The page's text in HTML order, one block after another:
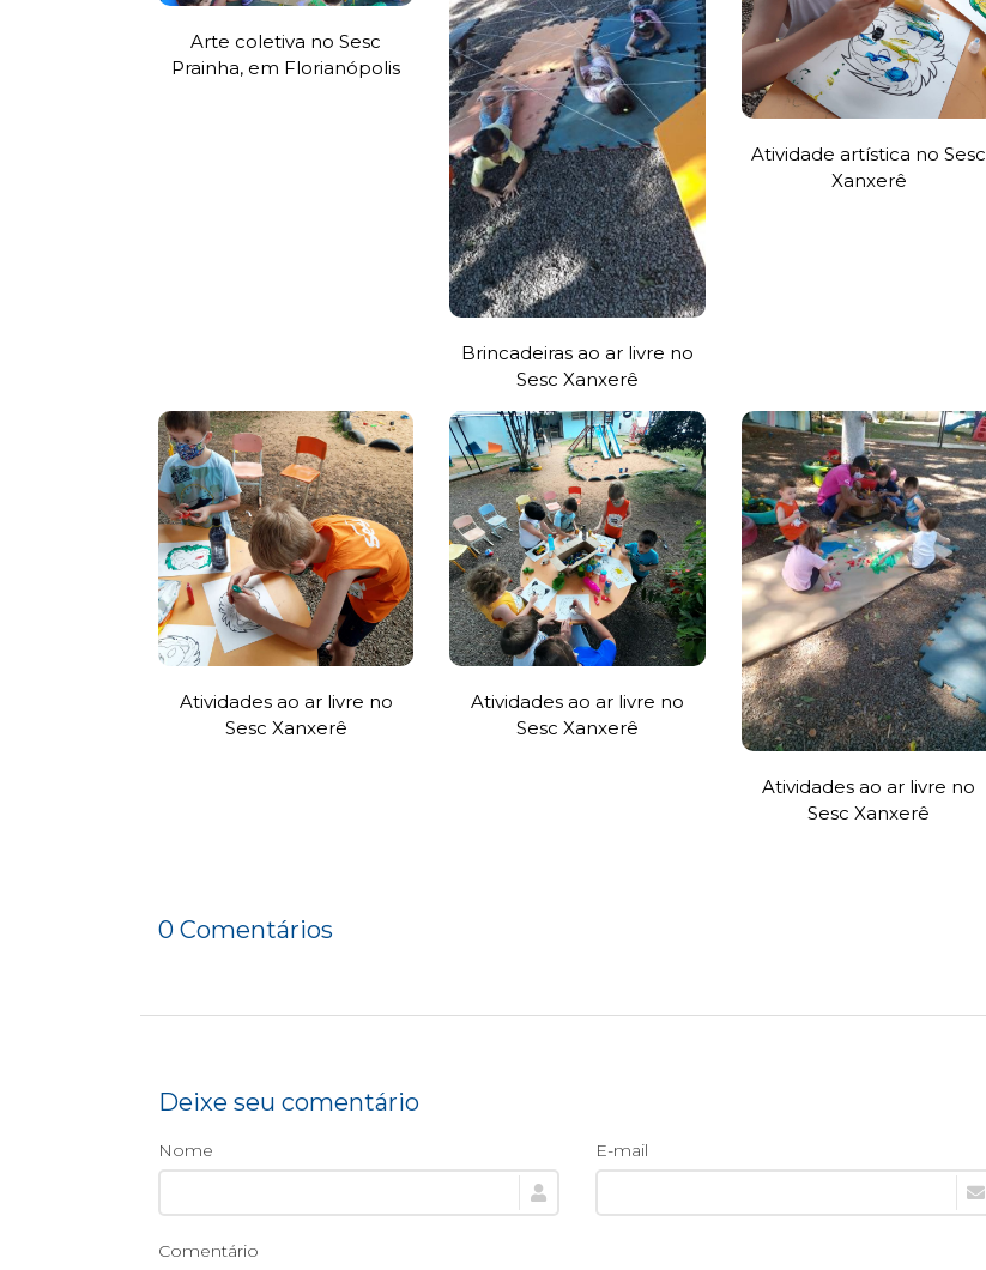
Arte coletiva no Sesc
Prainha, em Florianópolis
Brincadeiras ao ar livre no
Sesc Xanxerê
Atividade artística no Sesc
Xanxerê
Atividades ao ar livre no
Sesc Xanxerê
Atividades ao ar livre no
Sesc Xanxerê
Atividades ao ar livre no
Sesc Xanxerê
0 Comentários
Deixe seu comentário
Nome E-mail
Comentário